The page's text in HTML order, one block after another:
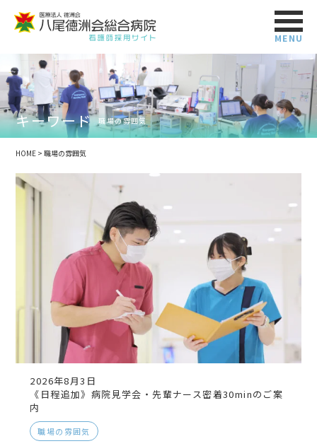
MENU
キーワード 職場の雰囲気
HOME >職場の雰囲気
2026年8月3日
《日程追加》病院見学会・先輩ナース密着30minのご案
内
職場の雰囲気